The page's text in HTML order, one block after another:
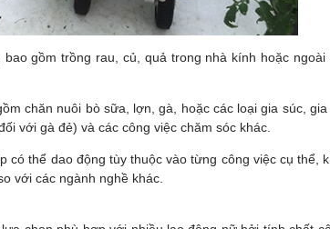
gồm trồng rau, củ, quả trong nhà kính hoặc
chăn nuôi bò sữa, lợn, gà, hoặc các loại gia súc,
với gà đẻ) và các công việc chăm sóc khác.
có thể dao động tùy thuộc vào từng công việc cụ
với các ngành nghề khác.